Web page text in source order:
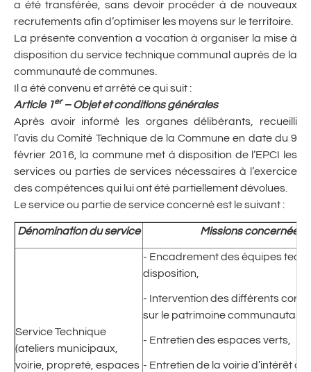
a été transférée, sans devoir procéder à de nouveaux
recrutements afin d’optimiser les moyens sur le territoire.
La présente convention a vocation à organiser la mise à
disposition du service technique communal auprès de la
communauté de communes.
Il a été convenu et arrêté ce qui suit :
Article 1er – Objet et conditions générales
Après avoir informé les organes délibérants, recueilli
l’avis du Comité Technique de la Commune en date du 9
février 2016, la commune met à disposition de l’EPCI les
services ou parties de services nécessaires à l’exercice
des compétences qui lui ont été partiellement dévolues.
Le service ou partie de service concerné est le suivant :
Dénomination du service Missions concernées
Service Technique
(ateliers municipaux,
voirie, propreté, espaces
- Encadrement des équipes
disposition,
- Intervention des différents
sur le patrimoine communautaire,
- Entretien des espaces verts,
- Entretien de la voirie d’intérêt